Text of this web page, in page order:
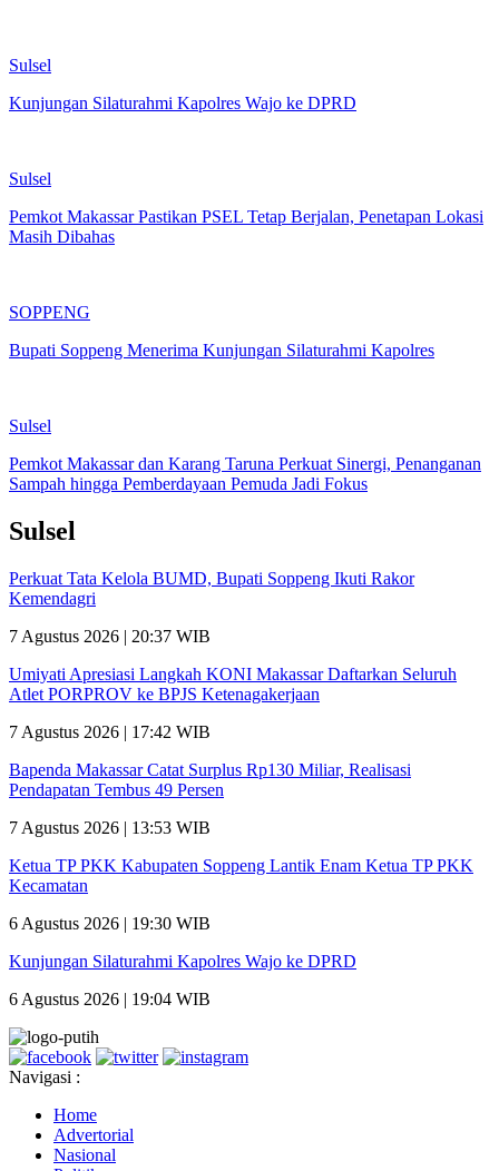
Sulsel
Kunjungan Silaturahmi Kapolres Wajo ke DPRD
Sulsel
Pemkot Makassar Pastikan PSEL Tetap Berjalan, Penetapan Lokasi
Masih Dibahas
SOPPENG
Bupati Soppeng Menerima Kunjungan Silaturahmi Kapolres
Sulsel
Pemkot Makassar dan Karang Taruna Perkuat Sinergi, Penanganan
Sampah hingga Pemberdayaan Pemuda Jadi Fokus
Sulsel
Perkuat Tata Kelola BUMD, Bupati Soppeng Ikuti Rakor
Kemendagri
7 Agustus 2026 | 20:37 WIB
Umiyati Apresiasi Langkah KONI Makassar Daftarkan Seluruh
Atlet PORPROV ke BPJS Ketenagakerjaan
7 Agustus 2026 | 17:42 WIB
Bapenda Makassar Catat Surplus Rp130 Miliar, Realisasi
Pendapatan Tembus 49 Persen
7 Agustus 2026 | 13:53 WIB
Ketua TP PKK Kabupaten Soppeng Lantik Enam Ketua TP PKK
Kecamatan
6 Agustus 2026 | 19:30 WIB
Kunjungan Silaturahmi Kapolres Wajo ke DPRD
6 Agustus 2026 | 19:04 WIB
Navigasi :
Home
Advertorial
Nasional